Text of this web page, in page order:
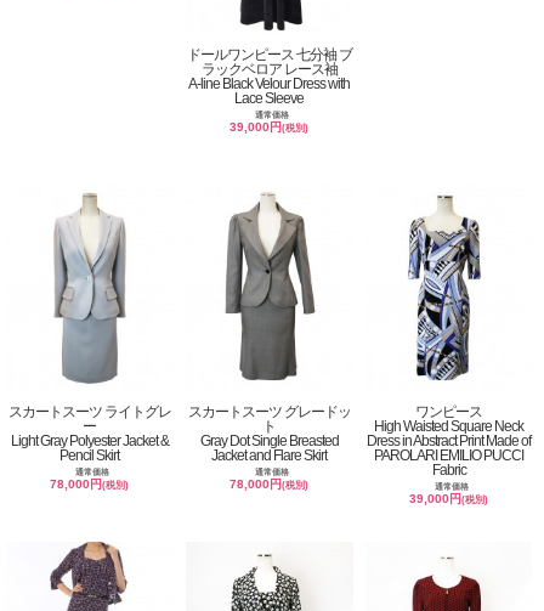
ドールワンピース 七分袖 ブ
ラックベロア レース袖
A-line Black Velour Dress with
Lace Sleeve
通常価格
39,000円(税別)
スカートスーツ ライトグレ
ー
Light Gray Polyester Jacket &
Pencil Skirt
通常価格
78,000円(税別)
スカートスーツ グレードッ
ト
Gray Dot Single Breasted
Jacket and Flare Skirt
通常価格
78,000円(税別)
ワンピース
High Waisted Square Neck
Dress in Abstract Print Made of
PAROLARI EMILIO PUCCI
Fabric
通常価格
39,000円(税別)